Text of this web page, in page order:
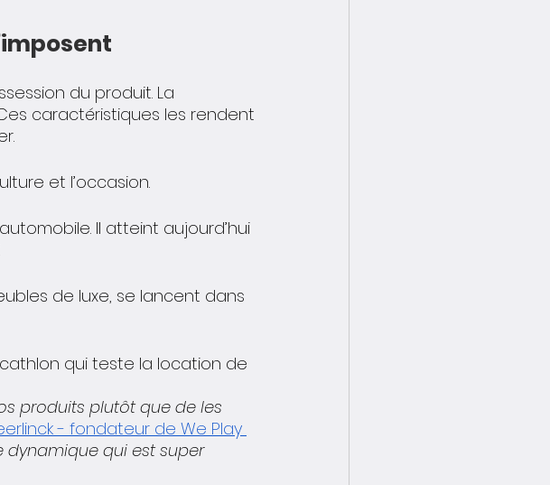
du produit. La
caractéristiques les rendent
et l’occasion.
Il atteint aujourd’hui
de luxe, se lancent dans
qui teste la location de
produits plutôt que de les
- fondateur de We Play
dynamique qui est super